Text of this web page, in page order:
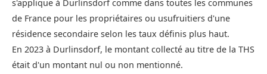
s'applique à Durlinsdorf comme dans toutes les communes
de France pour les propriétaires ou usufruitiers d'une
résidence secondaire selon les taux définis plus haut.
En 2023 à Durlinsdorf, le montant collecté au titre de la THS
était d'un montant nul ou non mentionné.